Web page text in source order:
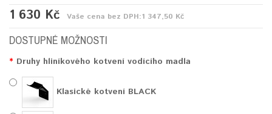
1 630 Kč Vaše cena bez DPH:1 347,50 Kč
DOSTUPNÉ MOŽNOSTI
Druhy hliníkového kotvení vodícího madla
Klasické kotvení BLACK